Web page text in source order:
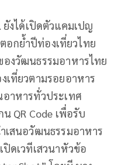
งได้เปิดตัวแคมเปญ
อกย้ำปีท่องเที่ยวไทย
งวัฒนธรรมอาหารไทย
เที่ยวตามรอยอาหาร
าหารทั่วประเทศ
QR Code เพื่อรับ
เสนอวัฒนธรรมอาหาร
ดเวทีเสวนาหัวข้อ